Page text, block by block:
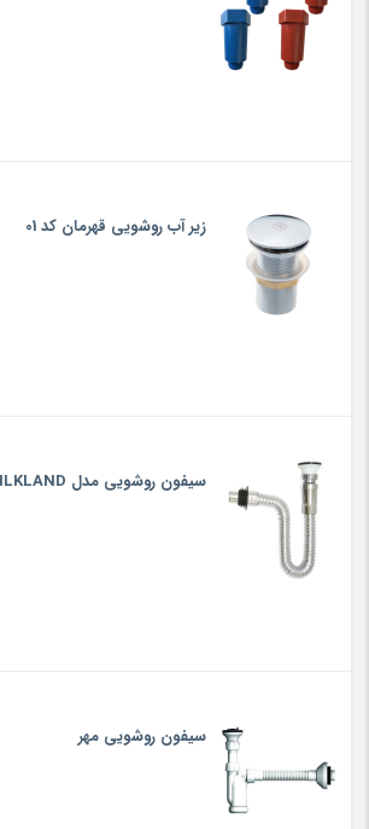
زیر آب روشویی قهرمان کد 01
سیفون روشویی مدل SILKLAND
سیفون روشویی مهر